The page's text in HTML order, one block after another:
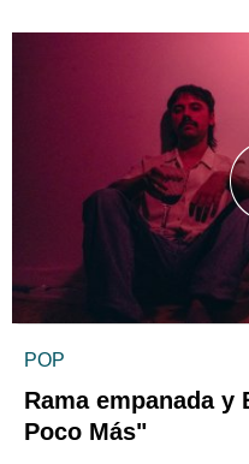
POP
Rama empanada
Poco Más"